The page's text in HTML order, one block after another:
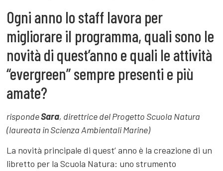
Ogni anno lo staff lavora per
migliorare il programma, quali sono le
novità di quest’anno e quali le attività
“evergreen” sempre presenti e più
amate?
rispondeSara, direttrice del Progetto Scuola Natura
(laureata in Scienza Ambientali Marine)
La novità principale di quest’ anno è la creazione di un
libretto per la Scuola Natura: uno strumento